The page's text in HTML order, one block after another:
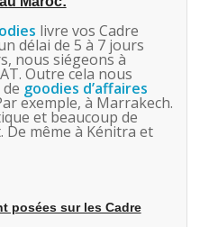
livre vos Cadre
délai de 5 à 7 jours
nous siégeons à
Outre cela nous
goodies d’affaires
exemple, à Marrakech.
et beaucoup de
De même à Kénitra et
posées sur les Cadre